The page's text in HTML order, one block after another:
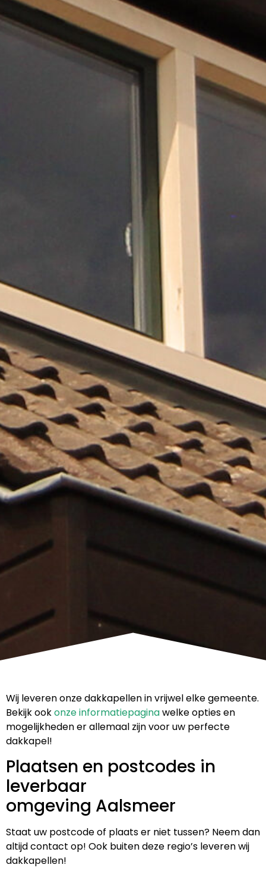
Wij leveren onze dakkapellen in vrijwel elke gemeente.
Bekijk ookonze informatiepaginawelke opties en
mogelijkheden er allemaal zijn voor uw perfecte
dakkapel!
Plaatsen en postcodes in
leverbaar
omgeving Aalsmeer
Staat uw postcode of plaats er niet tussen? Neem dan
altijd contact op! Ook buiten deze regio’s leveren wij
dakkapellen!